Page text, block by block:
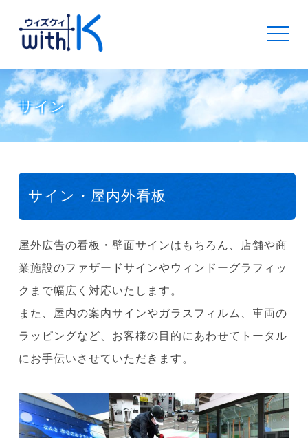
toggle
サイン
サイン・屋内外看板
屋外広告の看板・壁面サインはもちろん、店舗や商
業施設のファザードサインやウィンドーグラフィッ
クまで幅広く対応いたします。
また、屋内の案内サインやガラスフィルム、車両の
ラッピングなど、お客様の目的にあわせてトータル
にお手伝いさせていただきます。